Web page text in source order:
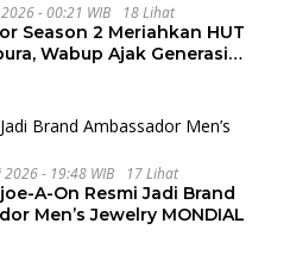
- 00:21 WIB 18 Lihat
Season 2 Meriahkan HUT
Wabup Ajak Generasi
2026 - 19:48 WIB 17 Lihat
A-On Resmi Jadi Brand
Men’s Jewelry MONDIAL